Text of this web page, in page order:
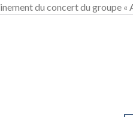
du concert du groupe «